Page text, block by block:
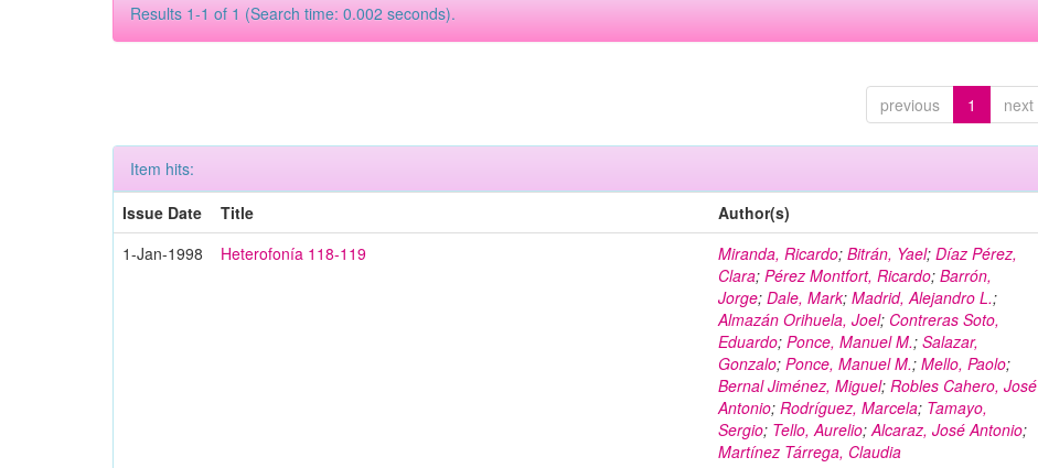
Results 1-1 of 1 (Search time: 0.002 seconds).
previous 1 next
Item hits:
Issue Date
Title
Author(s)
1-Jan-1998
Heterofonía 118-119 Miranda, Ricardo;Bitrán, Yael;Díaz Pérez,
Clara;Pérez Montfort, Ricardo;Barrón,
Jorge;Dale, Mark;Madrid, Alejandro L.;
Almazán Orihuela, Joel; Contreras Soto,
Eduardo;Ponce, Manuel M.;Salazar,
Gonzalo;Ponce, Manuel M.;Mello, Paolo;
Bernal Jiménez, Miguel;Robles Cahero, José
Antonio;Rodríguez, Marcela; Tamayo,
Sergio; Tello, Aurelio;Alcaraz, José Antonio;
Martínez Tárrega, Claudia